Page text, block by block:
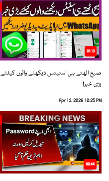
01:13
صبح اٹھتے ہی اسٹیٹس دیکھنے والوں کیلئے
بڑی خبر!
Apr 13, 2026 10:25 PM
00:44